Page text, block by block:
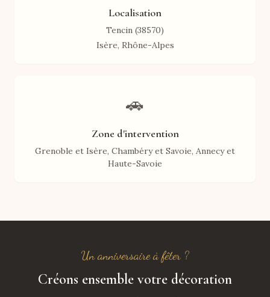
Localisation
Tencin (38570)
Isère, Rhône-Alpes
🚗
Zone d'intervention
Grenoble et Isère, Chambéry et Savoie, Annecy et
Haute-Savoie
Un anniversaire à fêter ?
Créons ensemble votre décoration